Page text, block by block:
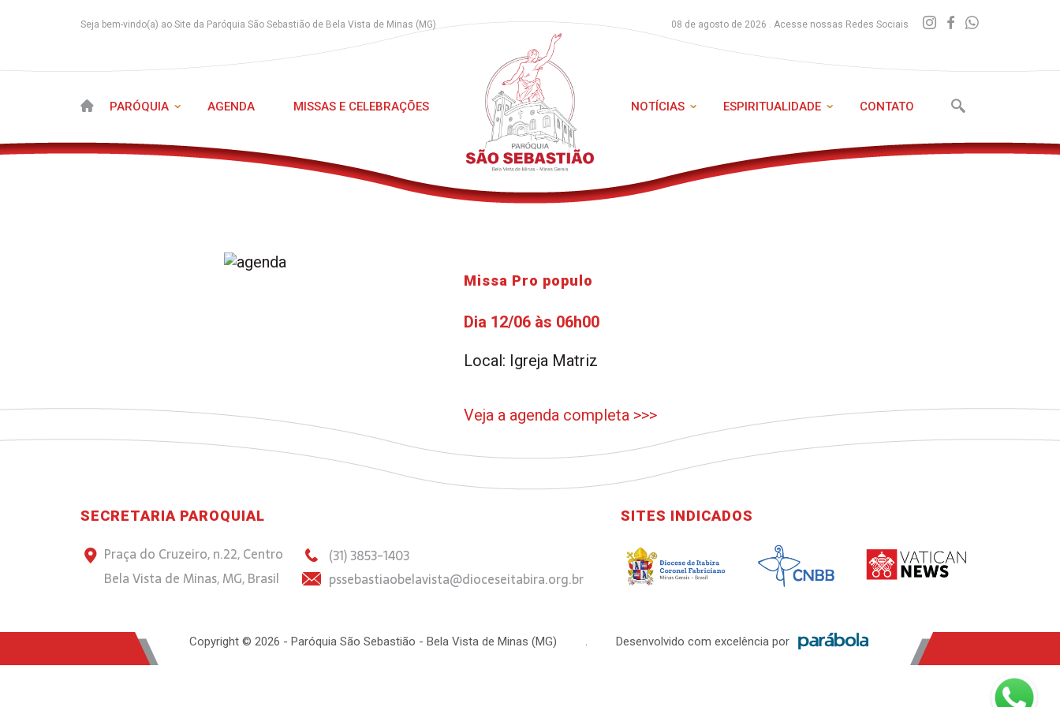
Seja bem-vindo(a) ao Site da Paróquia São Sebastião de Bela Vista de Minas (MG) 08 de agosto de 2026 . Acesse nossas Redes Sociais
PARÓQUIA AGENDA MISSAS E CELEBRAÇÕES NOTÍCIAS ESPIRITUALIDADE CONTATO
Missa Pro populo
Dia 12/06 às 06h00
Local: Igreja Matriz
Veja a agenda completa >>>
SECRETARIA PAROQUIAL
Praça do Cruzeiro, n.22, Centro
Bela Vista de Minas, MG, Brasil
(31) 3853-1403
pssebastiaobelavista@dioceseitabira.org.br
SITES INDICADOS
Copyright © 2026 - Paróquia São Sebastião - Bela Vista de Minas (MG) . Desenvolvido com excelência por